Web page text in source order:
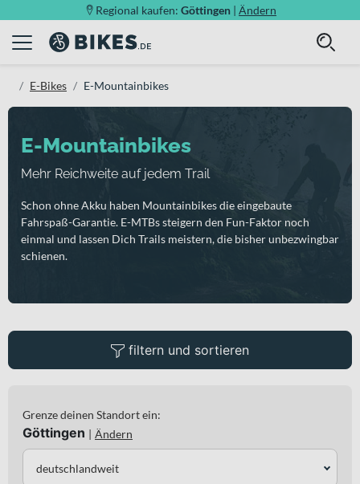
Regional kaufen: Göttingen | Ändern
E-Bikes E-Mountainbikes
E-Mountainbikes
Mehr Reichweite auf jedem Trail
Schon ohne Akku haben Mountainbikes die eingebaute
Fahrspaß-Garantie. E-MTBs steigern den Fun-Faktor noch
einmal und lassen Dich Trails meistern, die bisher unbezwingbar
schienen.
filtern und sortieren
Grenze deinen Standort ein:
Göttingen | Ändern
deutschlandweit